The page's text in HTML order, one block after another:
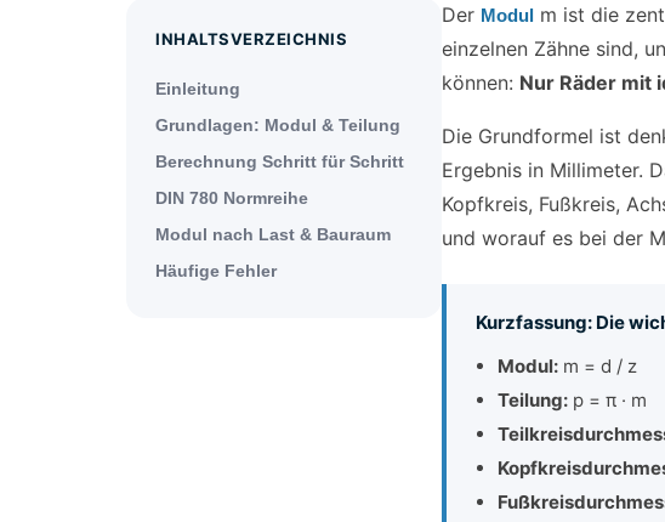
INHALTSVERZEICHNIS
Einleitung
Grundlagen: Modul & Teilung
Berechnung Schritt für Schritt
DIN 780 Normreihe
Modul nach Last & Bauraum
Häufige Fehler
Der Modul m ist die
einzelnen Zähne sind,
können: Nur Räder mit
Die Grundformel ist
Ergebnis in Millimeter.
Kopfkreis, Fußkreis,
und worauf es bei der
Kurzfassung: Die
Modul: m = d / z
Teilung: p = π · m